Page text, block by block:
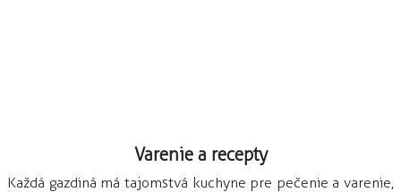
Varenie a recepty
Každá gazdiná má tajomstvá kuchyne pre pečenie a varenie,